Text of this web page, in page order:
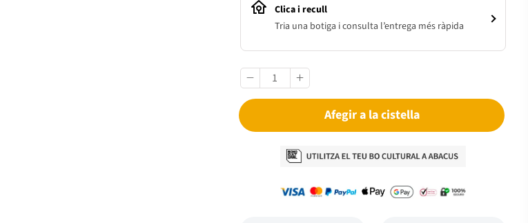
Clica i recull
Tria una botiga i consulta l’entrega més ràpida
Afegir a la cistella